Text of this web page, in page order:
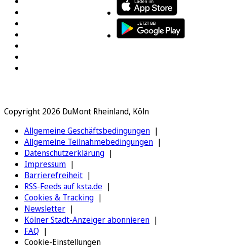
Copyright 2026 DuMont Rheinland, Köln
Allgemeine Geschäftsbedingungen
Allgemeine Teilnahmebedingungen
Datenschutzerklärung
Impressum
Barrierefreiheit
RSS-Feeds auf ksta.de
Cookies & Tracking
Newsletter
Kölner Stadt-Anzeiger abonnieren
FAQ
Cookie-Einstellungen